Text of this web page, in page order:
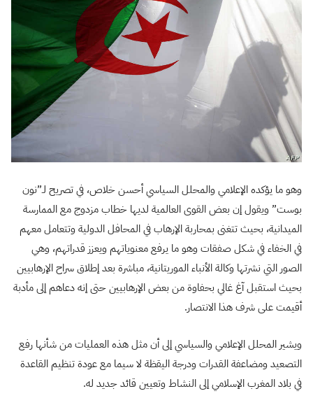
وهو ما يؤكده الإعلامي والمحلل السياسي أحسن خلاص، في تصريح لـ”نون
بوست” ويقول إن بعض القوى العالمية لديها خطاب مزدوج مع الممارسة
الميدانية، بحيث تتغنى بمحاربة الإرهاب في المحافل الدولية وتتعامل معهم
في الخفاء في شكل صفقات وهو ما يرفع معنوياتهم ويعزز قدراتهم، وهي
الصور التي نشرتها وكالة الأنباء الموريتانية، مباشرة بعد إطلاق سراح الإرهابيين
بحيث استقبل آغ غالي بحفاوة من بعض الإرهابيين حتى إنه دعاهم إلى مأدبة
أقيمت على شرف هذا الانتصار.
ويشير المحلل الإعلامي والسياسي إلى أن مثل هذه العمليات من شأنها رفع
التصعيد ومضاعفة القدرات ودرجة اليقظة لا سيما مع عودة تنظيم القاعدة
في بلاد المغرب الإسلامي إلى النشاط وتعيين قائد جديد له.